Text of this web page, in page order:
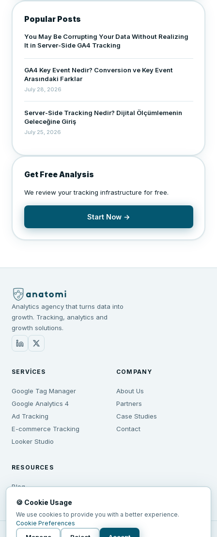
Popular Posts
You May Be Corrupting Your Data Without Realizing
It in Server-Side GA4 Tracking
GA4 Key Event Nedir? Conversion ve Key Event
Arasındaki Farklar
July 28, 2026
Server-Side Tracking Nedir? Dijital Ölçümlemenin
Geleceğine Giriş
July 25, 2026
Get Free Analysis
We review your tracking infrastructure for free.
Start Now →
Analytics agency that turns data into
growth. Tracking, analytics and
growth solutions.
SERVICES
Google Tag Manager
Google Analytics 4
Ad Tracking
E-commerce Tracking
Looker Studio
COMPANY
About Us
Partners
Case Studies
Contact
RESOURCES
Blog
hello@anatomi.io
2026Anatomi.io —All rights reserved.
🍪 Cookie Usage
We use cookies to provide you with a better experience.
Cookie Preferences